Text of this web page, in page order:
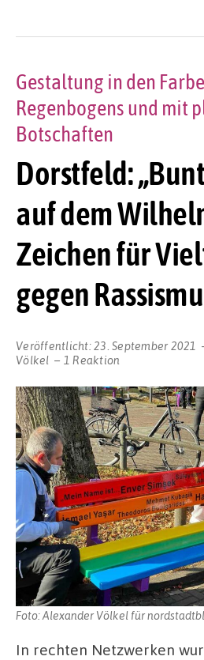
Dorstfeld:
auf dem
Zeichen für
gegen
Gestaltung in den
Regenbogens und mit
Botschaften
Veröffentlicht:23. September 2021
Völkel
1 Reaktion
Foto: Alexander Völkel für
In rechten Netzwerken